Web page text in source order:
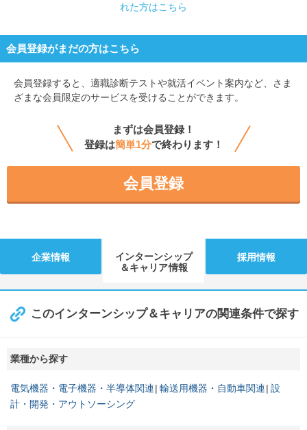
れた方はこちら
会員登録がまだの方はこちら
会員登録すると、 適職診断テストや就活イベント案内など、さま
ざまな会員限定のサービスを受けることができます。
まずは会員登録！
登録は簡単1分で終わります！
会員登録
企業情報
インターンシップ
＆キャリア情報
採用情報
このインターンシップ＆キャリアの関連条件で探す
業種から探す
電気機器・電子機器・半導体関連 輸送用機器・自動車関連 設
計・開発・アウトソーシング